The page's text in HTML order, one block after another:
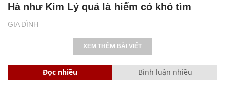
GIA ĐÌNH
Hà như Kim Lý quả là hiếm có khó tìm
XEM THÊM BÀI VIẾT
Đọc nhiều Bình luận nhiều